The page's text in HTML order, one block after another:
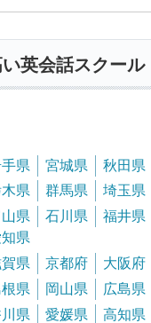
英会話スクール
県 宮城県 秋田県
県 群馬県 埼玉県
県 石川県 福井県
県
県 京都府 大阪府
県 岡山県 広島県
県 愛媛県
高知県